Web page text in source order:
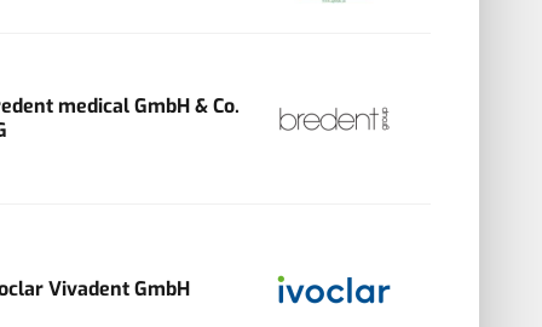
medical GmbH & Co.
Vivadent GmbH